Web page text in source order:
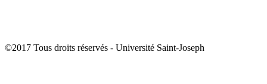
©2017 Tous droits réservés - Université Saint-Joseph